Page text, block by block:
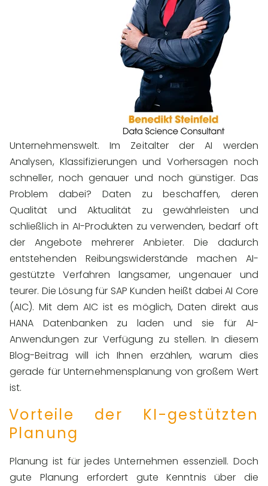
Unternehmenswelt. Im Zeitalter der AI werden
Analysen, Klassifizierungen und Vorhersagen noch
schneller, noch genauer und noch günstiger. Das
Problem dabei? Daten zu beschaffen, deren
Qualität und Aktualität zu gewährleisten und
schließlich in AI-Produkten zu verwenden, bedarf oft
der Angebote mehrerer Anbieter. Die dadurch
entstehenden Reibungswiderstände machen AI-
gestützte Verfahren langsamer, ungenauer und
teurer. Die Lösung für SAP Kunden heißt dabei AI Core
(AIC). Mit dem AIC ist es möglich, Daten direkt aus
HANA Datenbanken zu laden und sie für AI-
Anwendungen zur Verfügung zu stellen. In diesem
Blog-Beitrag will ich Ihnen erzählen, warum dies
gerade für Unternehmensplanung von großem Wert
ist.
Vorteile der KI-gestützten
Planung
Planung ist für jedes Unternehmen essenziell. Doch
gute Planung erfordert gute Kenntnis über die